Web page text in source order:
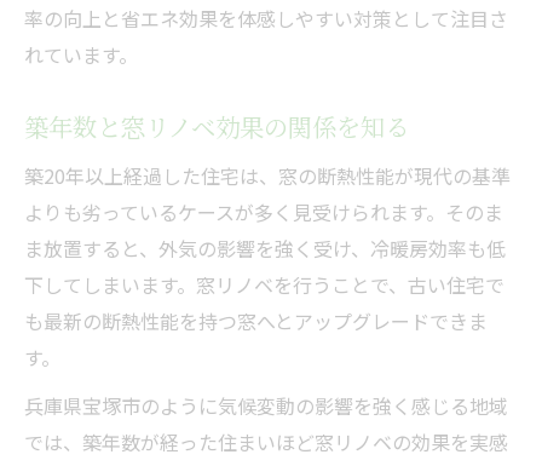
率の向上と省エネ効果を体感しやすい対策として注目さ
れています。
築年数と窓リノベ効果の関係を知る
築20年以上経過した住宅は、窓の断熱性能が現代の基準
よりも劣っているケースが多く見受けられます。そのま
ま放置すると、外気の影響を強く受け、冷暖房効率も低
下してしまいます。窓リノベを行うことで、古い住宅で
も最新の断熱性能を持つ窓へとアップグレードできま
す。
兵庫県宝塚市のように気候変動の影響を強く感じる地域
では、築年数が経った住まいほど窓リノベの効果を実感